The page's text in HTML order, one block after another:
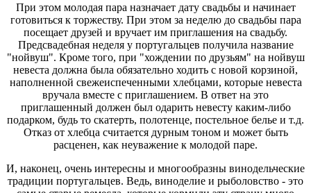
При этом молодая пара назначает дату свадьбы и начинает
готовиться к торжеству. При этом за неделю до свадьбы пара
посещает друзей и вручает им приглашения на свадьбу.
Предсвадебная неделя у португальцев получила название
"нойвуш". Кроме того, при "хождении по друзьям" на нойвуш
невеста должна была обязательно ходить с новой корзиной,
наполненной свежеиспеченными хлебцами, которые невеста
вручала вместе с приглашением. В ответ на это
приглашенный должен был одарить невесту каким-либо
подарком, будь то скатерть, полотенце, постельное белье и т.д.
Отказ от хлебца считается дурным тоном и может быть
расценен, как неуважение к молодой паре.
И, наконец, очень интересны и многообразны винодельческие
традиции португальцев. Ведь, виноделие и рыболовство - это